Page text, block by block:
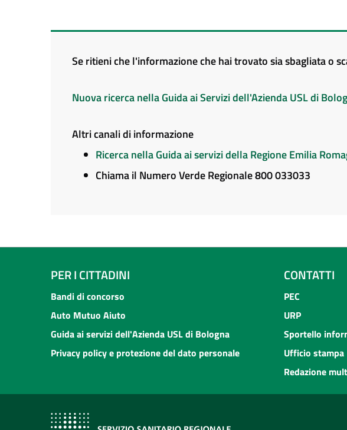
Se ritieni che l'informazione che hai trovato sia sbagliata o
Nuova ricerca nella Guida ai Servizi dell'Azienda USL di
Altri canali di informazione
Ricerca nella Guida ai servizi della Regione Emilia
Chiama il Numero Verde Regionale 800 033033
PER I CITTADINI
Bandi di concorso
Auto Mutuo Aiuto
Guida ai servizi dell'Azienda USL di Bologna
Privacy policy e protezione del dato personale
CONTATTI
PEC
URP
Sportello
Ufficio stampa
Redazione